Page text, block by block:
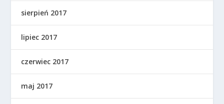
sierpień 2017
lipiec 2017
czerwiec 2017
maj 2017